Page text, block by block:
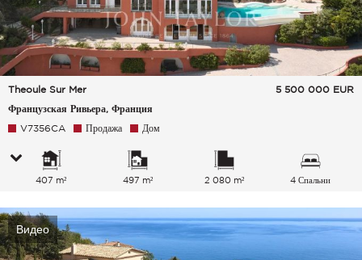
Theoule Sur Mer
Французская Ривьера, Франция
5 500 000 EUR
V7356CA Продажа Дом
407 m² 497 m² 2 080 m² 4 Спальни
Видео